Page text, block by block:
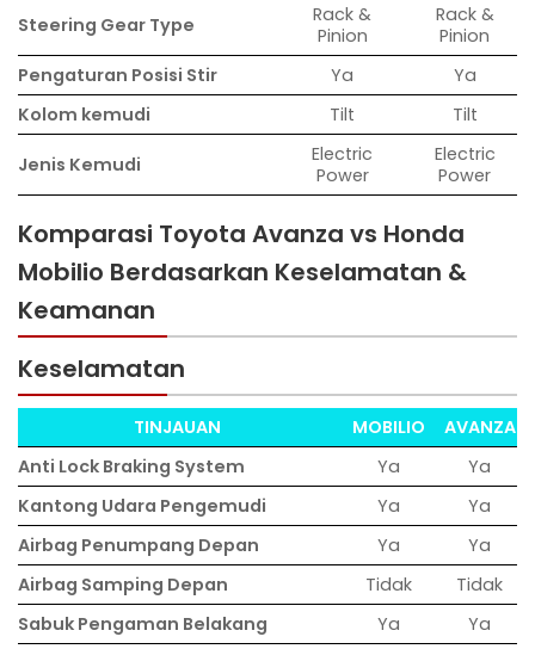
Steering Gear Type
Rack &
Pinion
Rack &
Pinion
Pengaturan Posisi Stir
Ya
Ya
Kolom kemudi
Tilt Tilt
Jenis Kemudi
Electric
Power
Electric
Power
Komparasi Toyota Avanza vs Honda
Mobilio Berdasarkan Keselamatan &
Keamanan
Keselamatan
TINJAUAN MOBILIO
AVANZA
Anti Lock Braking System
Ya
Ya
Kantong Udara Pengemudi
Ya
Ya
Airbag Penumpang Depan
Ya
Ya
Airbag Samping Depan
Tidak
Tidak
Sabuk Pengaman Belakang
Ya
Ya